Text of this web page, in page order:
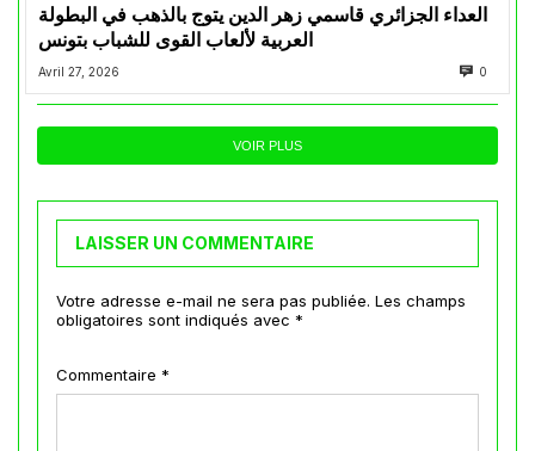
العداء الجزائري قاسمي زهر الدين يتوج بالذهب في البطولة
العربية لألعاب القوى للشباب بتونس
Avril 27, 2026 0
VOIR PLUS
LAISSER UN COMMENTAIRE
Votre adresse e-mail ne sera pas publiée. Les champs
obligatoires sont indiqués avec *
Commentaire *